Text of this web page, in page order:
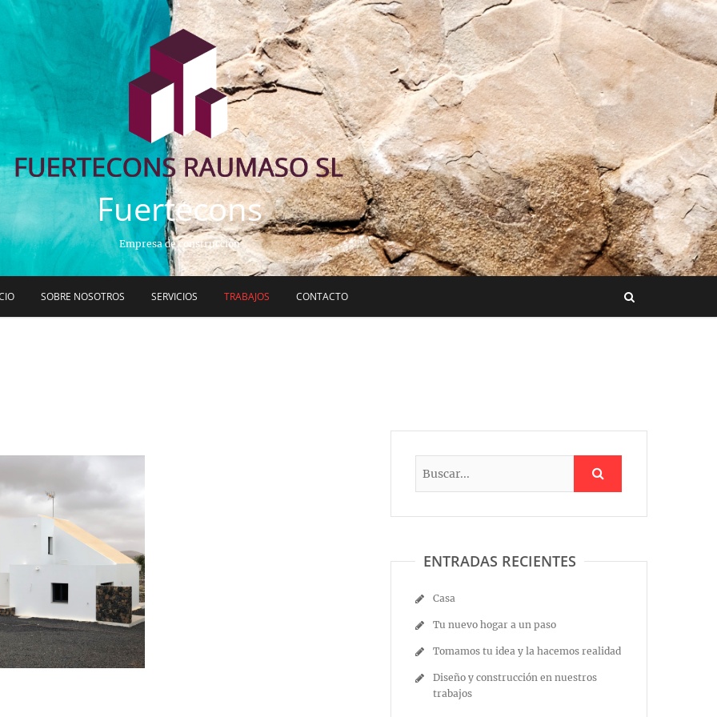
Fuertecons
Empresa de construcción
SOBRE NOSOTROS SERVICIOS TRABAJOS CONTACTO
ENTRADAS RECIENTES
Casa
Tu nuevo hogar a un paso
Tomamos tu idea y la hacemos realidad
Diseño y construcción en nuestros
trabajos